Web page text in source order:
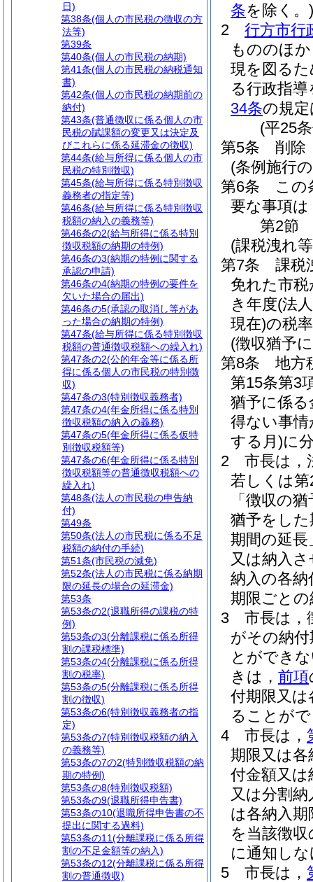
条を除く。)
2
行方市行
もののほ
現を図る
る行政指
34条の規
(平25
第5条
削除
(条例施行
第6条
この
要な事項
第2節
(課税洩れ
第7条
課税
免れた市
き年度(法
現在)の税
(徴収猶予
第8条
地方
第15条第3
猶予に係
得ない事
する月)に
2
市長は，
若しくは
「徴収の
猶予をし
期間の延
又は納入
納入の各納
期限ごと
3
市長は，
がその納
とができ
きは， 前項
付期限又
ることが
4
市長は，
期限又は各
付金額又
又は分割
は各納入
を当該徴
に通知し
5
市長は，
日)
第38条(個人の市民税の徴収の方
法等)
第39条
第40条(個人の市民税の納期)
第41条(個人の市民税の納税通知
書)
第42条(個人の市民税の納期前の
納付)
第43条(普通徴収に係る個人の市
民税の賦課額の変更又は決定及
びこれらに係る延滞金の徴収)
第44条(給与所得に係る個人の市
民税の特別徴収)
第45条(給与所得に係る特別徴収
義務者の指定等)
第46条(給与所得に係る特別徴収
税額の納入の義務等)
第46条の2(給与所得に係る特別
徴収税額の納期の特例)
第46条の3(納期の特例に関する
承認の申請)
第46条の4(納期の特例の要件を
欠いた場合の届出)
第46条の5(承認の取消し等があ
った場合の納期の特例)
第47条(給与所得に係る特別徴収
税額の普通徴収税額への繰入れ)
第47条の2(公的年金等に係る所
得に係る個人の市民税の特別徴
収)
第47条の3(特別徴収義務者)
第47条の4(年金所得に係る特別
徴収税額の納入の義務)
第47条の5(年金所得に係る仮特
別徴収税額等)
第47条の6(年金所得に係る特別
徴収税額等の普通徴収税額への
繰入れ)
第48条(法人の市民税の申告納
付)
第49条
第50条(法人の市民税に係る不足
税額の納付の手続)
第51条(市民税の減免)
第52条(法人の市民税に係る納期
限の延長の場合の延滞金)
第53条
第53条の2(退職所得の課税の特
例)
第53条の3(分離課税に係る所得
割の課税標準)
第53条の4(分離課税に係る所得
割の税率)
第53条の5(分離課税に係る所得
割の徴収)
第53条の6(特別徴収義務者の指
定)
第53条の7(特別徴収税額の納入
の義務等)
第53条の7の2(特別徴収税額の納
期の特例)
第53条の8(特別徴収税額)
第53条の9(退職所得申告書)
第53条の10(退職所得申告書の不
提出に関する過料)
第53条の11(分離課税に係る所得
割の不足金額等の納入)
第53条の12(分離課税に係る所得
割の普通徴収)